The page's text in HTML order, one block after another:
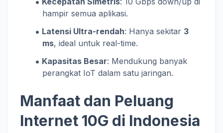
hampir semua aplikasi.
Latensi Ultra-rendah: Hanya sekitar 3
ms, ideal untuk real-time.
Kapasitas Besar: Mendukung banyak
perangkat IoT dalam satu jaringan.
Manfaat dan Peluang
Internet 10G di Indonesia